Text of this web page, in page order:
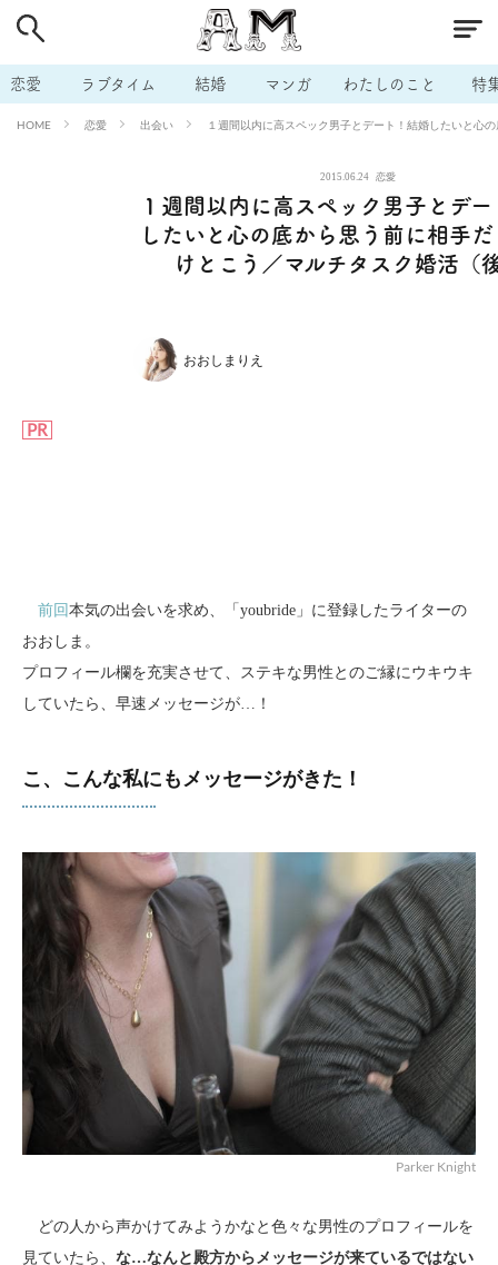
恋愛 ラブタイム 結婚 マンガ わたしのこと 特
HOME 恋愛 出会い １週間以内に高スペック男子とデート！結婚したいと心
2015.06.24 恋愛
１週間以内に高スペック男子とデ
したいと心の底から思う前に相手
けとこう／マルチタスク婚活（
おおしまりえ
PR
前回本気の出会いを求め、「youbride」に登録したライターの
おおしま。
プロフィール欄を充実させて、ステキな男性とのご縁にウキウキ
していたら、早速メッセージが…！
こ、こんな私にもメッセージがきた！
Parker Knight
どの人から声かけてみようかなと色々な男性のプロフィールを
見ていたら、 な…なんと殿方からメッセージが来ているではない
# 男の本音 # セフレ # 不倫
# 出会う方法 # マッチングアプリ # ラブグッズ # 体の相